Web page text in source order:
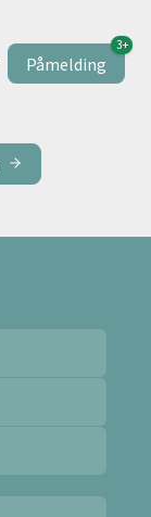
Påmelding
3+